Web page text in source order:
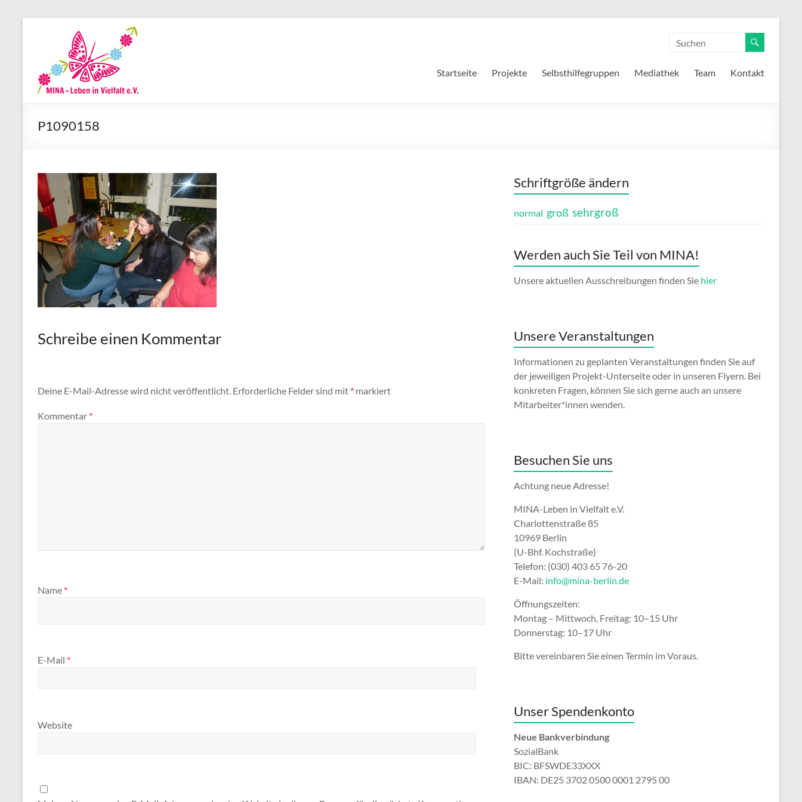
MINA-
Leben
in
e.V.
Startseite Projekte Selbsthilfegruppen Mediathek Team Kontakt
P1090158
Schreibe einen Kommentar
Deine E-Mail-Adresse wird nicht veröffentlicht. Erforderliche Felder sind mit * markiert
Kommentar *
Name *
E-Mail *
Website
Schriftgröße ändern
normal groß sehrgroß
Werden auch Sie Teil von MINA!
Unsere aktuellen Ausschreibungen finden Sie hier
Unsere Veranstaltungen
Informationen zu geplanten Veranstaltungen finden Sie auf
der jeweiligen Projekt-Unterseite oder in unseren Flyern. Bei
konkreten Fragen, können Sie sich gerne auch an unsere
Mitarbeiter*innen wenden.
Besuchen Sie uns
Achtung neue Adresse!
MINA-Leben in Vielfalt e.V.
Charlottenstraße 85
10969 Berlin
(U-Bhf. Kochstraße)
Telefon: (030) 403 65 76-20
E-Mail: info@mina-berlin.de
Öffnungszeiten:
Montag – Mittwoch, Freitag: 10–15 Uhr
Donnerstag: 10–17 Uhr
Bitte vereinbaren Sie einen Termin im Voraus.
Unser Spendenkonto
Neue Bankverbindung
SozialBank
BIC: BFSWDE33XXX
IBAN: DE25 3702 0500 0001 2795 00